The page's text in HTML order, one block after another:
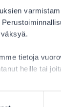
tietoja
heille tai
osoitteesta